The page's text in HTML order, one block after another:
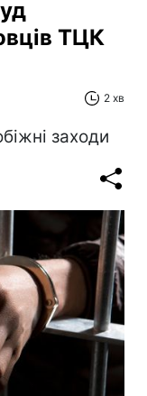
ТЦК
2 хв
заходи